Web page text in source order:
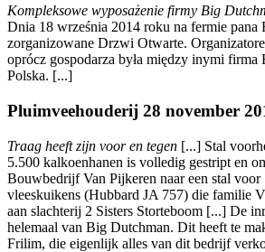
Kompleksowe wyposażenie firmy Big
Dnia 18 września 2014 roku na fermie pana
zorganizowane Drzwi Otwarte.
oprócz gospodarza była między inymi firma
Polska. [...]
Pluimveehouderij 28 november
Traag heeft zijn voor en tegen [...] Stal
5.500 kalkoenhanen is volledig gestript en
Bouwbedrijf Van Pijkeren naar een stal voor
vleeskuikens (Hubbard JA 757) die familie
aan slachterij 2 Sisters Storteboom [...] De
helemaal van Big Dutchman. Dit heeft te
Frilim, die eigenlijk alles van dit bedrijf